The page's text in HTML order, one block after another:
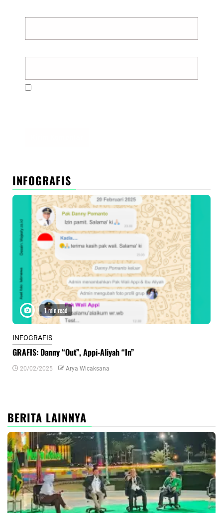
INFOGRAFIS
1 min read
INFOGRAFIS
GRAFIS: Danny “Out”, Appi-Aliyah “In”
20/02/2025 Arya Wicaksana
BERITA LAINNYA